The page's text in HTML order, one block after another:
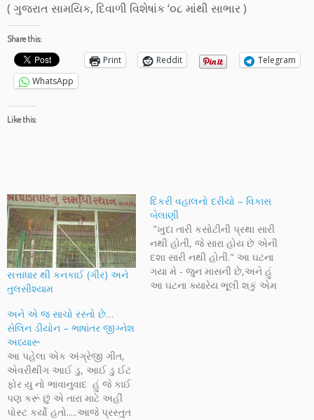
( ગુજરાત સામયિક, દિવાળી વિશેષાંક ‘૦૮ માંથી સાભાર )
Share this:
Print Reddit
Telegram
WhatsApp
Like this:
સત્તાધાર થી કનકાઈ (ગીર) અને
તુલસીશ્યામ
દિકરી વહાલનો દરીયો – વિકાસ
બેલાણી
"ખુદા તારી કસોટીની પ્રથા સારી
નથી હોતી, જે સારા હોય છે એની
દશા સારી નથી હોતી." આ ઘટના
ગયા મે - જુન માસની છે,અને હું
આ ઘટના ક્યારેય ભૂલી શકું એમ
અને એ જ સાચો રસ્તો છે…
સેલિન ડીયોન – ભાષાંતર જીગ્નેશ
અધ્યારૂ
આ પહેલા એક અંગ્રેજી ગીત,
એવરીથીંગ આઈ ડુ, આઈ ડુ ઈટ
ફોર યુ નો ભાવાનુવાદ હું જે કાઈ
પણ કરૂં છું એ તારા માટે અહીં
પોસ્ટ કર્યો હતો.....આજે પ્રસ્તુત